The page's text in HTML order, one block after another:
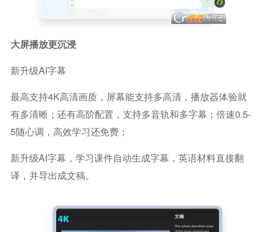
大屏播放更沉浸
新升级AI字幕
最高支持4K高清画质，屏幕能支持多高清，播放器体验就
有多清晰；还有高阶配置，支持多音轨和多字幕；倍速0.5-
5随心调，高效学习还免费；
新升级AI字幕，学习课件自动生成字幕，英语材料直接翻
译，并导出成文稿。